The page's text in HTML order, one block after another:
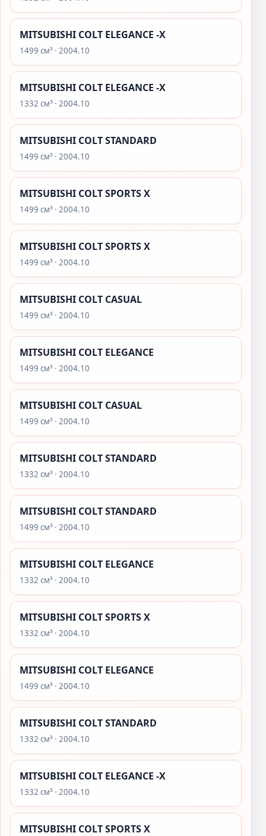
MITSUBISHI COLT ELEGANCE -X
1499 см³ · 2004.10
MITSUBISHI COLT ELEGANCE -X
1332 см³ · 2004.10
MITSUBISHI COLT STANDARD
1499 см³ · 2004.10
MITSUBISHI COLT SPORTS X
1499 см³ · 2004.10
MITSUBISHI COLT SPORTS X
1499 см³ · 2004.10
MITSUBISHI COLT CASUAL
1499 см³ · 2004.10
MITSUBISHI COLT ELEGANCE
1499 см³ · 2004.10
MITSUBISHI COLT CASUAL
1499 см³ · 2004.10
MITSUBISHI COLT STANDARD
1332 см³ · 2004.10
MITSUBISHI COLT STANDARD
1499 см³ · 2004.10
MITSUBISHI COLT ELEGANCE
1332 см³ · 2004.10
MITSUBISHI COLT SPORTS X
1332 см³ · 2004.10
MITSUBISHI COLT ELEGANCE
1499 см³ · 2004.10
MITSUBISHI COLT STANDARD
1332 см³ · 2004.10
MITSUBISHI COLT ELEGANCE -X
1332 см³ · 2004.10
MITSUBISHI COLT SPORTS X